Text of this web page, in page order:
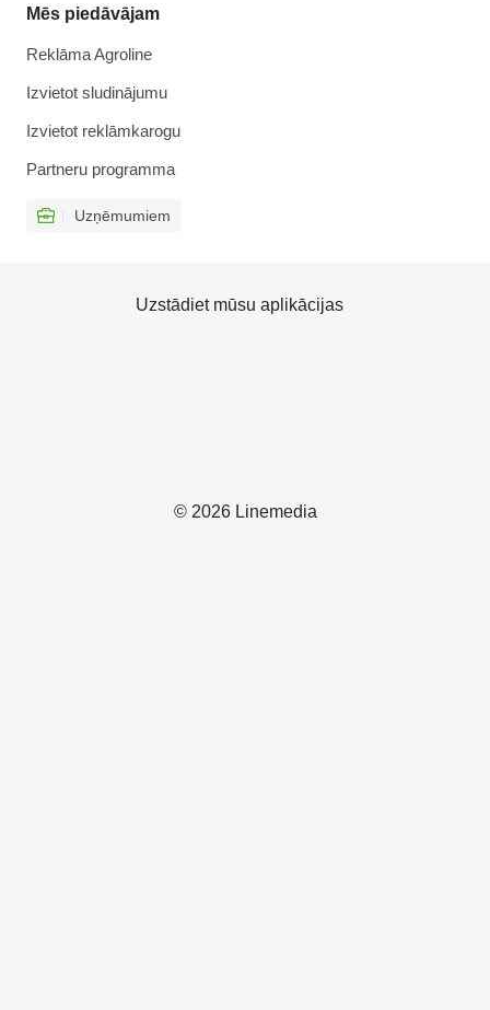
Mēs piedāvājam
Reklāma Agroline
Izvietot sludinājumu
Izvietot reklāmkarogu
Partneru programma
Uzņēmumiem
© 2026 Linemedia
Uzstādiet mūsu aplikācijas